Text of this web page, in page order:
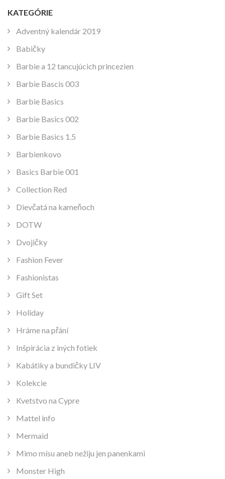
KATEGÓRIE
Adventný kalendár 2019
Babičky
Barbie a 12 tancujúcich princezien
Barbie Bascis 003
Barbie Basics
Barbie Basics 002
Barbie Basics 1.5
Barbienkovo
Basics Barbie 001
Collection Red
Dievčatá na kameňoch
DOTW
Dvojičky
Fashion Fever
Fashionistas
Gift Set
Holiday
Hráme na přání
Inšpirácia z iných fotiek
Kabátiky a bundičky LIV
Kolekcie
Kvetstvo na Cypre
Mattel info
Mermaid
Mimo mísu aneb nežiju jen panenkami
Monster High